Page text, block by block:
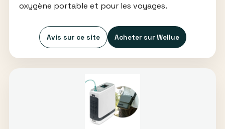
oxygène portable et pour les voyages.
Avis sur ce site Acheter sur Wellue